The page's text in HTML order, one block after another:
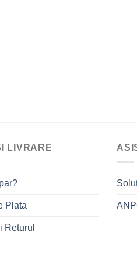
LIVRARE
Plata
Returul